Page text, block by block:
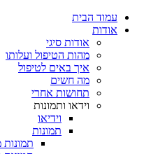
עמוד הבית
אודות
אודות סיגי
מהות הטיפול ועלותו
איך באים לטיפול
מה חשים
תחושות אחרי
וידאו ותמונות
וידיאו
תמונות
תמונות